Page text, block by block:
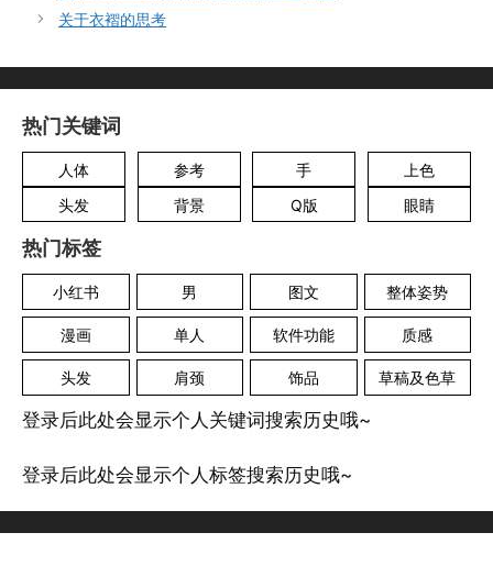
关于衣褶的思考
热门关键词
人体 参考 手
上色
头发
背景 Q版 眼睛
热门标签
小红书 男 图文 整体姿势
漫画 单人 软件功能 质感
头发 肩颈 饰品 草稿及色草
登录后此处会显示个人关键词搜索历史哦~
登录后此处会显示个人标签搜索历史哦~